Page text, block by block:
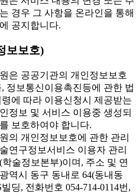
경우 그 사항을 온라인을 통해
공지합니다.
보보호)
은 공공기관의 개인정보보호
정보통신이용촉진등에 관한 법
에 따라 이용신청시 제공받는
정보 및 서비스 이용중 생성되
보호하여야 합니다.
의 개인정보보호에 관한 관리
연구정보서비스 이용자 관리
술정보본부)이며, 주소 및 연
역시 동구 동내로 64(동내동
딩, 전화번호 054-714-0114번,